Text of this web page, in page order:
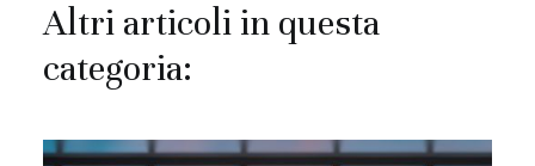
Altri articoli in questa
categoria: